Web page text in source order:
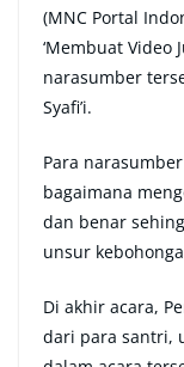
(MNC Portal
‘Membuat Video
narasumber
Syafi’i.
Para
bagaimana
dan benar
unsur
Di akhir acara,
dari para santri,